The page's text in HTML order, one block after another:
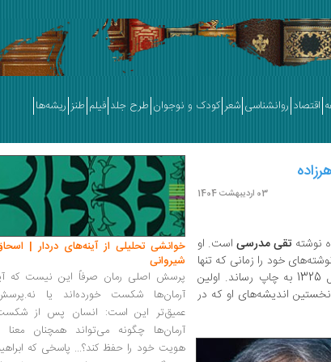
اقتصاد روانشناسی شعر کودک و نوجوان طرح جلد فیلم طنز ریشه‌ها
03 اردیبهشت 1404
نوشته‌ تقی مدرسیاست. او
خود را زمانی که تنها
» در سال 1325 به چاپ رساند. اولین
نخستین اندیشه‌های او که در
خوانشی تحلیلی از آینه‌های دردار |
شیروانی
پرسش اصلی رمان صرفاً این نیست که
آرمان‌ها شکست خورده‌اند یا
عمیق‌تر این است: انسان پس از
آرمان‌ها چگونه می‌تواند همچنان معنا
هویت خود را حفظ کند؟... پاسخی که